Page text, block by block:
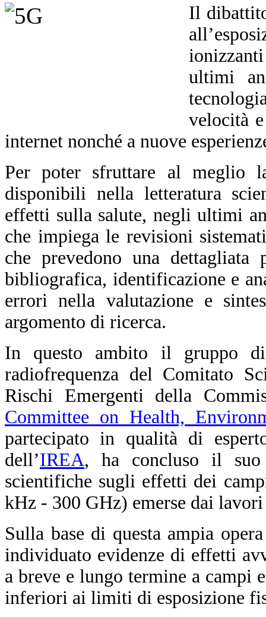
Il
ultimi
velocità
internet nonché a nuove
Per poter sfruttare al meglio
disponibili nella letteratura
effetti sulla salute, negli ultimi
che impiega le revisioni
che prevedono una dettagliata
bibliografica, identificazione e
errori nella valutazione e
argomento di ricerca.
In questo ambito il gruppo
radiofrequenza del Comitato
Rischi Emergenti della
Committee on Health,
partecipato in qualità di
dell’IREA, ha concluso il suo
scientifiche sugli effetti dei
kHz - 300 GHz) emerse dai
Sulla base di questa ampia
individuato evidenze di effetti
a breve e lungo termine a campi
inferiori ai limiti di esposizione